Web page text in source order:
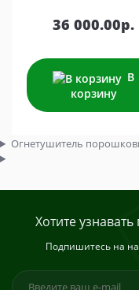
36 000.00р.
В
корзину
Огнетушитель
Хотите
Подпишитесь на